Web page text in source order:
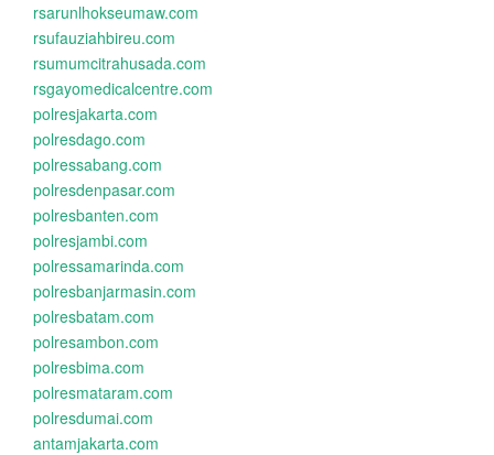
rsarunlhokseumaw.com
rsufauziahbireu.com
rsumumcitrahusada.com
rsgayomedicalcentre.com
polresjakarta.com
polresdago.com
polressabang.com
polresdenpasar.com
polresbanten.com
polresjambi.com
polressamarinda.com
polresbanjarmasin.com
polresbatam.com
polresambon.com
polresbima.com
polresmataram.com
polresdumai.com
antamjakarta.com